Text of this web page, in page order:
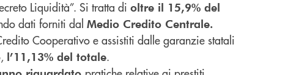
Liquidità”. Si tratta di oltre il 15,9% del
dati forniti dal Medio Credito Centrale.
Cooperativo e assistiti dalle garanzie statali
l’11,13% del totale.